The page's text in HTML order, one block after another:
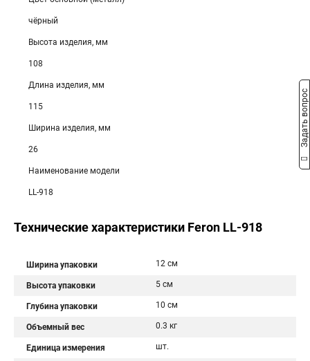
чёрный
Высота изделия, мм
108
Длина изделия, мм
115
Ширина изделия, мм
26
Наименование модели
LL-918
Технические характеристики Feron LL-918
Ширина упаковки 12 см
Высота упаковки 5 см
Глубина упаковки 10 см
Объемный вес 0.3 кг
Единица измерения шт.
Задать вопрос